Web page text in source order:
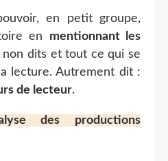
en petit groupe,
en mentionnant les
non dits et tout ce qui se
lecture. Autrement dit :
de lecteur.
des productions